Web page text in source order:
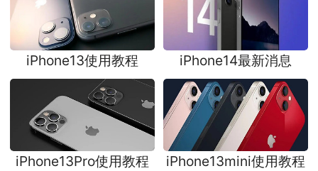
iPhone13使用教程 iPhone14最新消息
iPhone13Pro使用教程 iPhone13mini使用教程